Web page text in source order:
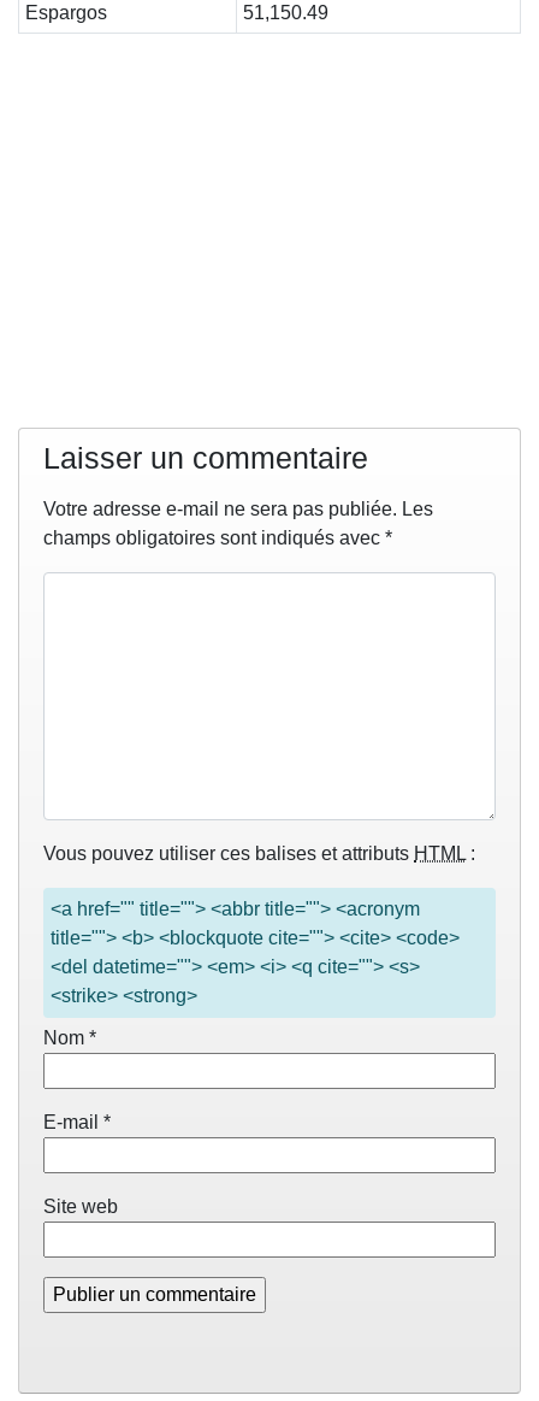
Espargos
51,150.49
Laisser un commentaire
Votre adresse e-mail ne sera pas publiée. Les
champs obligatoires sont indiqués avec *
Vous pouvez utiliser ces balises et attributs HTML :
<a href="" title=""> <abbr title=""> <acronym
title=""> <b> <blockquote cite=""> <cite> <code>
<del datetime=""> <em> <i> <q cite=""> <s>
<strike> <strong>
Nom *
E-mail *
Site web